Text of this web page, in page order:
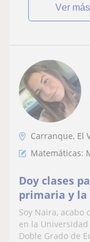
ver más
Carranque, El
Matemáticas:
Doy clases
primaria y la
presencial
Soy Naira,
en la
Doble Grado de